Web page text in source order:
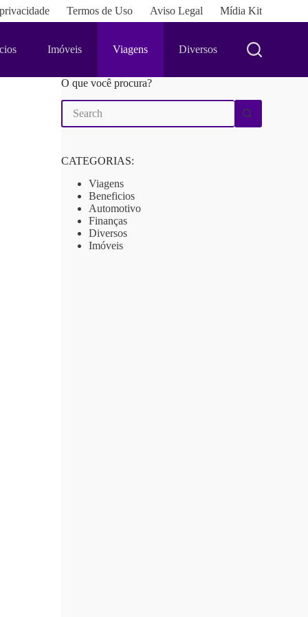
Termos de Uso Aviso Legal Mídia Kit
Imóveis Viagens Diversos
O que você procura?
No
results
CATEGORIAS:
Viagens
Beneficios
Automotivo
Finanças
Diversos
Imóveis